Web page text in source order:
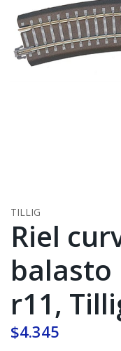
TILLIG
Riel
balasto
r11,
$4.345